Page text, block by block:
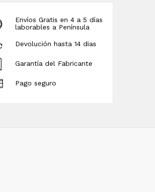
Envíos Gratis en 4 a 5 días
laborables a Península
Devolución hasta 14 dias
Garantía del Fabricante
Pago seguro